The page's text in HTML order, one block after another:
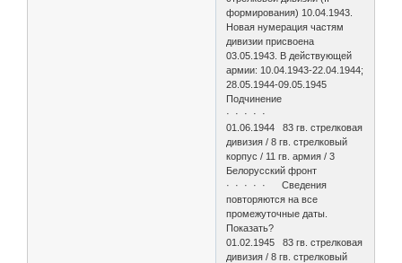
формирования) 10.04.1943.
Новая нумерация частям
дивизии присвоена
03.05.1943. В действующей
армии: 10.04.1943-22.04.1944;
28.05.1944-09.05.1945
Подчинение
· · · · ·
01.06.1944 83 гв. стрелковая
дивизия / 8 гв. стрелковый
корпус / 11 гв. армия / 3
Белорусский фронт
· · · · · Сведения
повторяются на все
промежуточные даты.
Показать?
01.02.1945 83 гв. стрелковая
дивизия / 8 гв. стрелковый